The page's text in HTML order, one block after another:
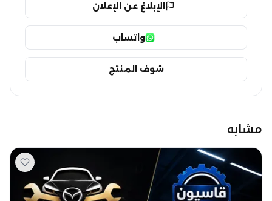
الإبلاغ عن الإعلان
واتساب
شوف المنتج
مشابه